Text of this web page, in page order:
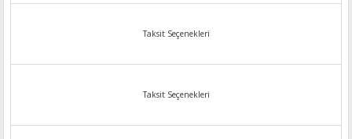
Taksit Seçenekleri
Taksit Seçenekleri